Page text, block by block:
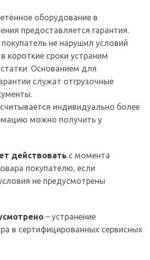
оборудование в
предоставляется гарантия.
не нарушил условий
короткие сроки устраним
Основанием для
служат отгрузочные
индивидуально более
можно получить у
действовать с момента
покупателю, если
не предусмотрены
– устранение
в сертифицированных сервисных